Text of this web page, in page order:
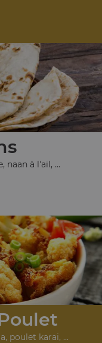
naan à l'ail, ...
poulet karai, ...